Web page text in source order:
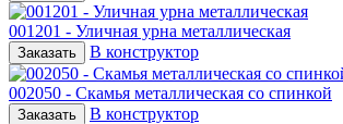
001201 - Уличная урна металлическая
Заказать В конструктор
002050 - Скамья металлическая со спинкой
Заказать В конструктор